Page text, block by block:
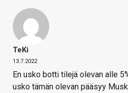
TeKi
13.7.2022
En usko botti tilejä olevan alle
usko tämän olevan pääsyy